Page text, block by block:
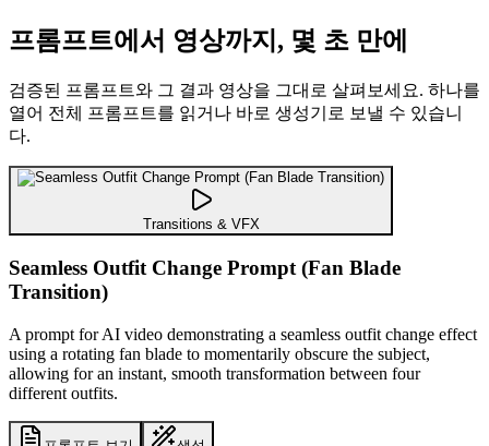
프롬프트에서 영상까지, 몇 초 만에
검증된 프롬프트와 그 결과 영상을 그대로 살펴보세요. 하나를
열어 전체 프롬프트를 읽거나 바로 생성기로 보낼 수 있습니
다.
Transitions & VFX
Seamless Outfit Change Prompt (Fan Blade
Transition)
A prompt for AI video demonstrating a seamless outfit change effect
using a rotating fan blade to momentarily obscure the subject,
allowing for an instant, smooth transformation between four
different outfits.